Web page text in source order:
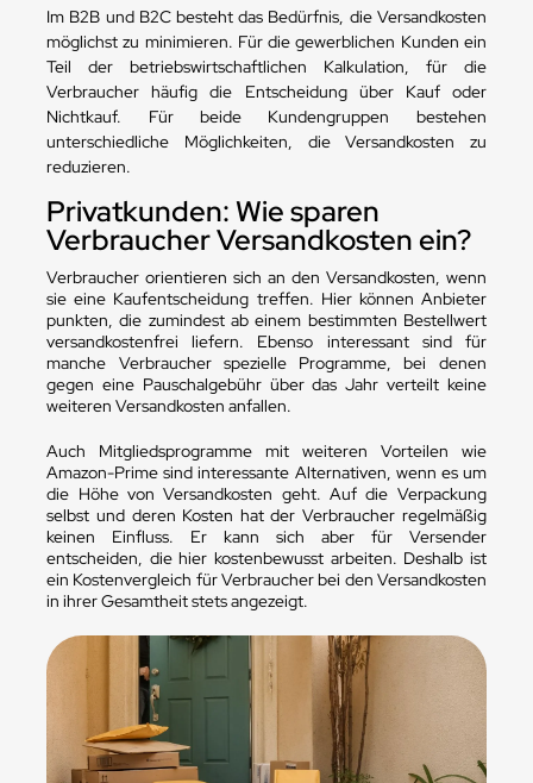
Im B2B und B2C besteht das Bedürfnis, die Versandkosten
möglichst zu minimieren. Für die gewerblichen Kunden ein
Teil der betriebswirtschaftlichen Kalkulation, für die
Verbraucher häufig die Entscheidung über Kauf oder
Nichtkauf. Für beide Kundengruppen bestehen
unterschiedliche Möglichkeiten, die Versandkosten zu
reduzieren.
Privatkunden: Wie sparen
Verbraucher Versandkosten ein?
Verbraucher orientieren sich an den Versandkosten, wenn
sie eine Kaufentscheidung treffen. Hier können Anbieter
punkten, die zumindest ab einem bestimmten Bestellwert
versandkostenfrei liefern. Ebenso interessant sind für
manche Verbraucher spezielle Programme, bei denen
gegen eine Pauschalgebühr über das Jahr verteilt keine
weiteren Versandkosten anfallen.
Auch Mitgliedsprogramme mit weiteren Vorteilen wie
Amazon-Prime sind interessante Alternativen, wenn es um
die Höhe von Versandkosten geht. Auf die Verpackung
selbst und deren Kosten hat der Verbraucher regelmäßig
keinen Einfluss. Er kann sich aber für Versender
entscheiden, die hier kostenbewusst arbeiten. Deshalb ist
ein Kostenvergleich für Verbraucher bei den Versandkosten
in ihrer Gesamtheit stets angezeigt.